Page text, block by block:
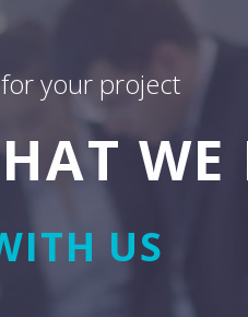
your project
WE
US